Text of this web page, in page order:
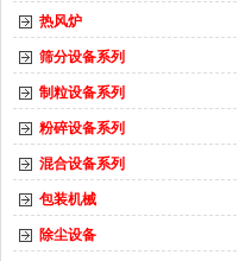
热风炉
筛分设备系列
制粒设备系列
粉碎设备系列
混合设备系列
包装机械
除尘设备